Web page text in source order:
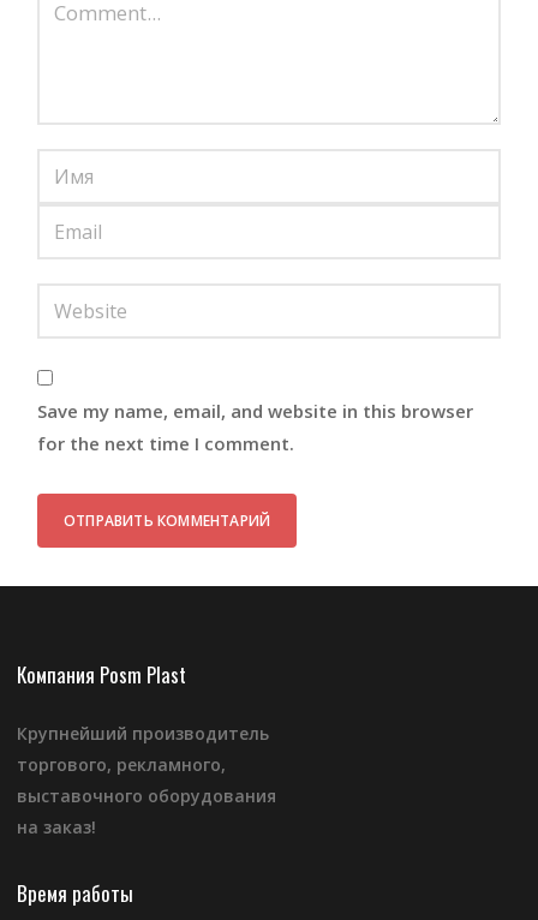
Save my name, email, and website in this browser
for the next time I comment.
Компания Posm Plast
Крупнейший производитель
торгового, рекламного,
выставочного оборудования
на заказ!
Время работы